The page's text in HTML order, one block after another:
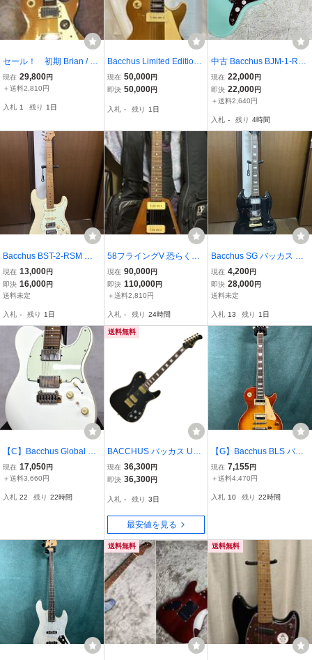
セール！ 初期 Brian / D
eviser / Bacchus ブライア
ン トラ目 Live Road 空洞
V レモンドロップ
現在 29,800円
＋送料2,810円
入札 1 残り 1日
Bacchus Limited Edition
BLP-STD 1956 レスポー
ルスタンダード ゴールド
Paul Standard エレキギ
現在 50,000円
即決 50,000円
入札 - 残り 1日
中古 Bacchus BJM-1-RS
M/M (u86906) バッカス
現在 22,000円
即決 22,000円
＋送料2,640円
入札 - 残り 4時間
Bacchus BST-2-RSM ス
トラト ストラトキャスタ
ー Stratocaster エレキギ
ター バッカス
現在 13,000円
即決 16,000円
送料未定
入札 - 残り 1日
58フライングV 恐らくBa
cchus 58fv
現在 90,000円
即決 110,000円
＋送料2,810円
入札 - 残り 24時間
Bacchus SG バッカス エ
レキギター 黒 BSG-450
現在 4,200円
即決 28,000円
送料未定
入札 13 残り 1日
【C】Bacchus Global Se
ries テレキャスタータイ
プ エレキギター バッカス
現在 17,050円
＋送料3,660円
入札 22 残り 22時間
送料無料
BACCHUS バッカス Univ
erse Series BTLC-1-RS
M/R BLK エレキギター
現在 36,300円
即決 36,300円
入札 - 残り 3日
最安値を見る
【G】Bacchus BLS バッ
カス レスポールタイプ エ
レクトリックギター 3343
現在 7,155円
＋送料4,470円
入札 10 残り 22時間
送料無料 送料無料